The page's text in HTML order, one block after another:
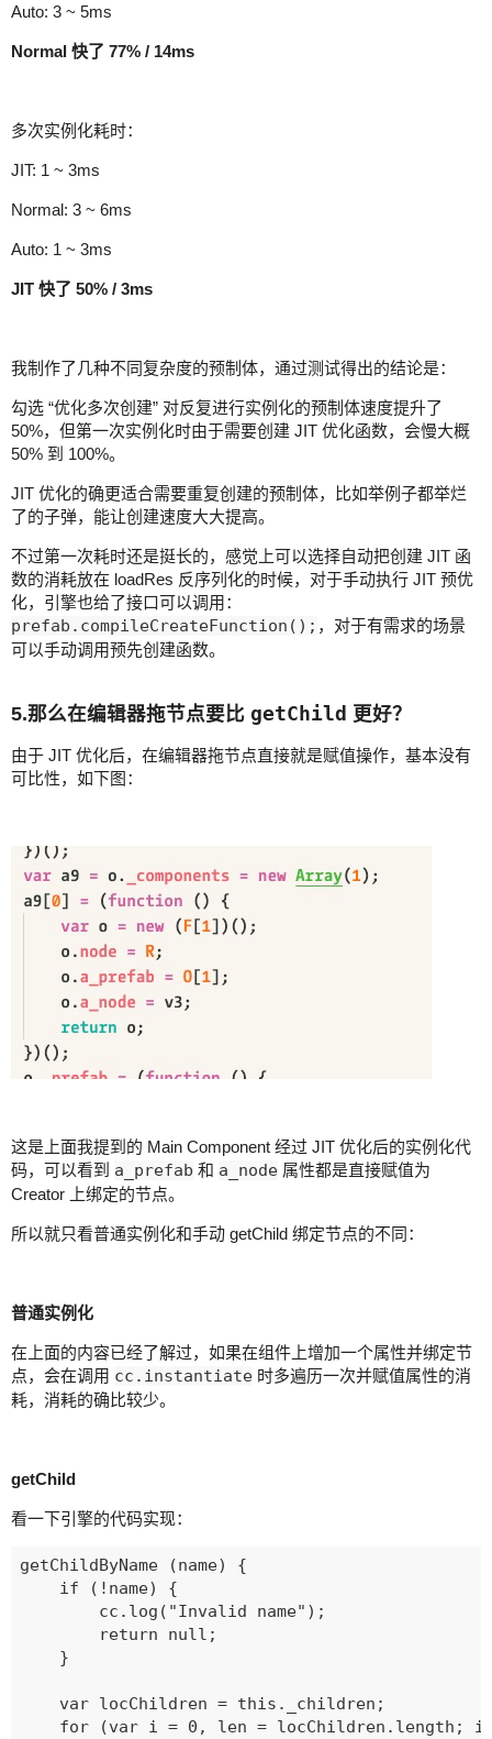
Auto: 3 ~ 5ms
Normal 快了 77% / 14ms
多次实例化耗时：
JIT: 1 ~ 3ms
Normal: 3 ~ 6ms
Auto: 1 ~ 3ms
JIT 快了 50% / 3ms
我制作了几种不同复杂度的预制体，通过测试得出的结论是：
勾选 “优化多次创建” 对反复进行实例化的预制体速度提升了
50%，但第一次实例化时由于需要创建 JIT 优化函数，会慢大概
50% 到 100%。
JIT 优化的确更适合需要重复创建的预制体，比如举例子都举烂
了的子弹，能让创建速度大大提高。
不过第一次耗时还是挺长的，感觉上可以选择自动把创建 JIT 函
数的消耗放在 loadRes 反序列化的时候，对于手动执行 JIT 预优
化，引擎也给了接口可以调用：
prefab.compileCreateFunction(); ，对于有需求的场景
可以手动调用预先创建函数。
5.那么在编辑器拖节点要比 getChild 更好？
由于 JIT 优化后，在编辑器拖节点直接就是赋值操作，基本没有
可比性，如下图：
这是上面我提到的 Main Component 经过 JIT 优化后的实例化代
码，可以看到 a_prefab 和 a_node 属性都是直接赋值为
Creator 上绑定的节点。
所以就只看普通实例化和手动 getChild 绑定节点的不同：
普通实例化
在上面的内容已经了解过，如果在组件上增加一个属性并绑定节
点，会在调用 cc.instantiate 时多遍历一次并赋值属性的消
耗，消耗的确比较少。
getChild
看一下引擎的代码实现：
getChildByName (name) {
    if (!name) {
        cc.log("Invalid name");
        return null;
    }
    var locChildren = this._children;
for (var i = 0, len = locChildren.length; i